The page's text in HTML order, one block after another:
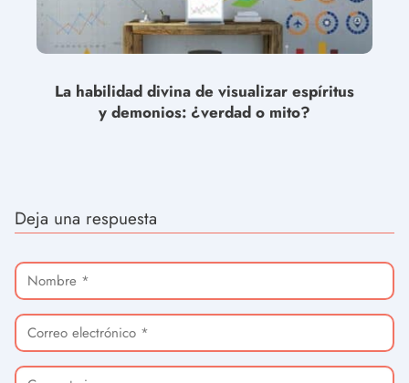
La habilidad divina de visualizar espíritus
y demonios: ¿verdad o mito?
Deja una respuesta